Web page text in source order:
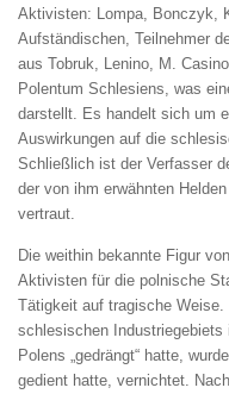
Aktivisten: Lompa, Bonczyk,
Aufständischen, Teilnehmer
aus Tobruk, Lenino, M.
Polentum Schlesiens, was
darstellt. Es handelt sich um
Auswirkungen auf die
Schließlich ist der Verfasser
der von ihm erwähnten
vertraut.
Die weithin bekannte Figur
Aktivisten für die polnische
Tätigkeit auf tragische Weise.
schlesischen Industriegebiets
Polens „gedrängt“ hatte,
gedient hatte, vernichtet.